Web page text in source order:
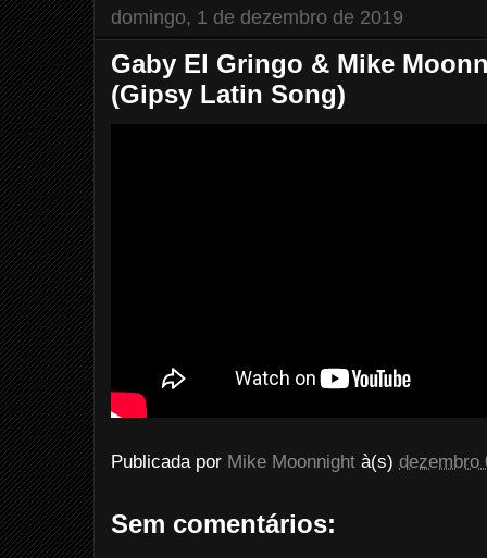
domingo, 1 de dezembro de 2019
Gaby El Gringo & Mike
(Gipsy Latin Song)
Publicada por Mike Moonnight à(s) dezembro
Sem comentários: